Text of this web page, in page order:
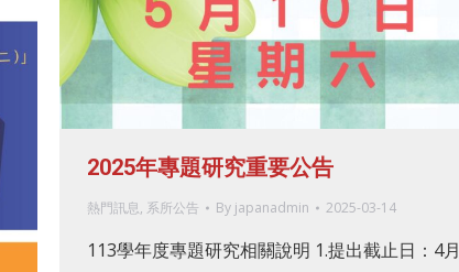
2025年專題研究重要公告
熱門訊息, 系所公告 By japanadmin 2025-03-14
113學年度專題研究相關說明 1.提出截止日：4月